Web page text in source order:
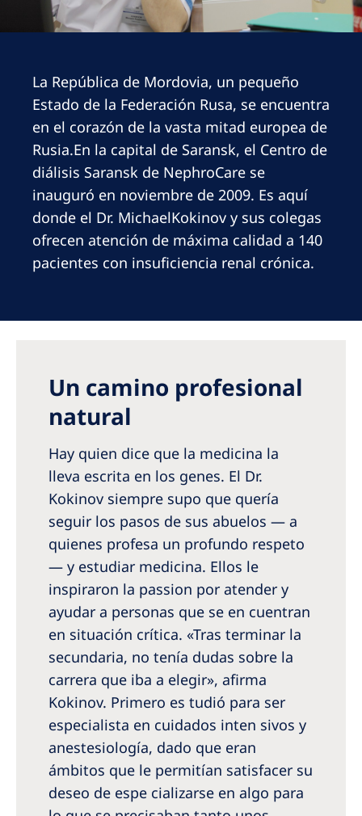
Romania
Serbia
Slovakia
Slovenia
Spain
Sweden
Switzerland
United Kingdom
Philippines
North America
United States of America
NephroCare International
Global Website
La República de Mordovia, un pequeño
Estado de la Federación Rusa, se encuentra
en el corazón de la vasta mitad europea de
Rusia.En la capital de Saransk, el Centro de
diálisis Saransk de NephroCare se
inauguró en noviembre de 2009. Es aquí
donde el Dr. MichaelKokinov y sus colegas
ofrecen atención de máxima calidad a 140
pacientes con insuficiencia renal crónica.
Un camino profesional
natural
Hay quien dice que la medicina la
lleva escrita en los genes. El Dr.
Kokinov siempre supo que quería
seguir los pasos de sus abuelos — a
quienes profesa un profundo respeto
— y estudiar medicina. Ellos le
inspiraron la passion por atender y
ayudar a personas que se en­ cuentran
en situación crítica. «Tras terminar la
secundaria, no tenía dudas sobre la
carrera que iba a elegir», afirma
Kokinov. Primero es­ tudió para ser
especialista en cuidados inten­ sivos y
anestesiología, dado que eran
ámbitos que le permitían satisfacer su
deseo de espe­ cializarse en algo para